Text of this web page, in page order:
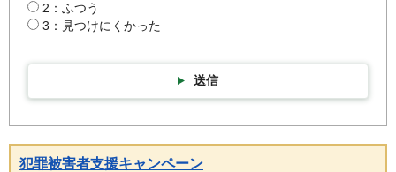
2：ふつう
3：見つけにくかった
送信
犯罪被害者支援キャンペーン